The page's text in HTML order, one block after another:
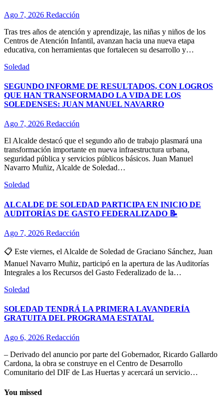
Ago 7, 2026 Redacción
Tras tres años de atención y aprendizaje, las niñas y niños de los
Centros de Atención Infantil, avanzan hacia una nueva etapa
educativa, con herramientas que fortalecen su desarrollo y…
Soledad
SEGUNDO INFORME DE RESULTADOS, CON LOGROS
QUE HAN TRANSFORMADO LA VIDA DE LOS
SOLEDENSES: JUAN MANUEL NAVARRO
Ago 7, 2026 Redacción
El Alcalde destacó que el segundo año de trabajo plasmará una
transformación importante en nueva infraestructura urbana,
seguridad pública y servicios públicos básicos. Juan Manuel
Navarro Muñiz, Alcalde de Soledad…
Soledad
ALCALDE DE SOLEDAD PARTICIPA EN INICIO DE
AUDITORÍAS DE GASTO FEDERALIZADO 📝
Ago 7, 2026 Redacción
📋 Este viernes, el Alcalde de Soledad de Graciano Sánchez, Juan
Manuel Navarro Muñiz, participó en la apertura de las Auditorías
Integrales a los Recursos del Gasto Federalizado de la…
Soledad
SOLEDAD TENDRÁ LA PRIMERA LAVANDERÍA
GRATUITA DEL PROGRAMA ESTATAL
Ago 6, 2026 Redacción
– Derivado del anuncio por parte del Gobernador, Ricardo Gallardo
Cardona, la obra se construye en el Centro de Desarrollo
Comunitario del DIF de Las Huertas y acercará un servicio…
You missed